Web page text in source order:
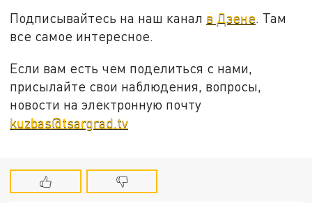
Подписывайтесь на наш канал в Дзене. Там
все самое интересное.
Если вам есть чем поделиться с нами,
присылайте свои наблюдения, вопросы,
новости на электронную почту
kuzbas@tsargrad.tv